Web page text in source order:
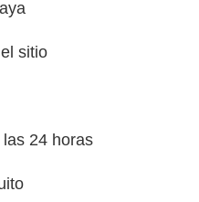
sitio
24 horas